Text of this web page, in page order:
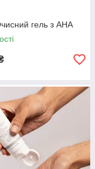
гель з АНА